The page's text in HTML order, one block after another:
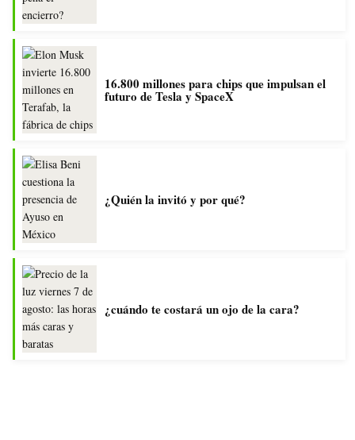
16.800 millones para chips que impulsan el
futuro de Tesla y SpaceX
¿Quién la invitó y por qué?
¿cuándo te costará un ojo de la cara?